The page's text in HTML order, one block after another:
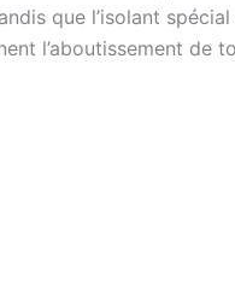
que l’isolant
l’aboutissement